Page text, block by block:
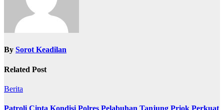
By Sorot Keadilan
Related Post
Berita